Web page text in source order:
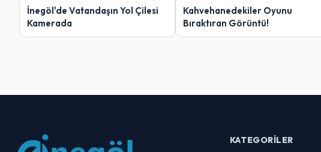
İnegöl'de Vatandaşın Yol Çilesi
Kamerada
Kahvehanedekiler Oyunu
Bıraktıran Görüntü!
KATEGORILER